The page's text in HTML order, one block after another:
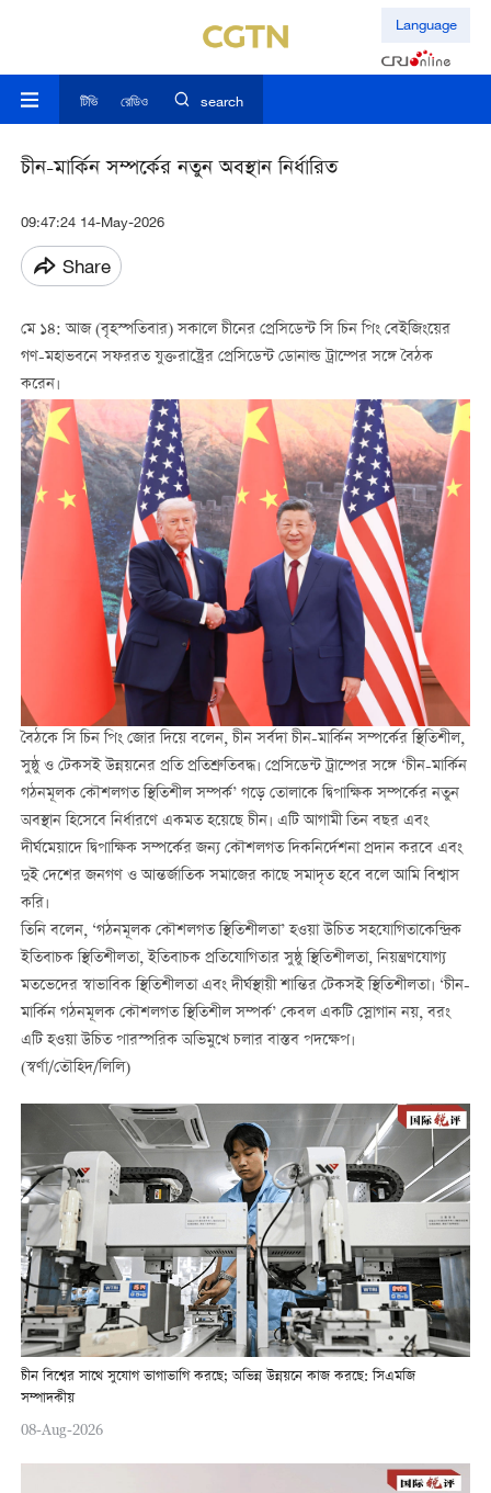
Language
টিভি রেডিও search
চীন-মার্কিন সম্পর্কের নতুন অবস্থান নির্ধারিত
09:47:24 14-May-2026
Share
মে ১৪: আজ (বৃহস্পতিবার) সকালে চীনের প্রেসিডেন্ট সি চিন পিং বেইজিংয়ের
গণ-মহাভবনে সফররত যুক্তরাষ্ট্রের প্রেসিডেন্ট ডোনাল্ড ট্রাম্পের সঙ্গে বৈঠক
করেন।
বৈঠকে সি চিন পিং জোর দিয়ে বলেন, চীন সর্বদা চীন-মার্কিন সম্পর্কের স্থিতিশীল,
সুষ্ঠু ও টেকসই উন্নয়নের প্রতি প্রতিশ্রুতিবদ্ধ। প্রেসিডেন্ট ট্রাম্পের সঙ্গে ‘চীন-মার্কিন
গঠনমূলক কৌশলগত স্থিতিশীল সম্পর্ক’ গড়ে তোলাকে দ্বিপাক্ষিক সম্পর্কের নতুন
অবস্থান হিসেবে নির্ধারণে একমত হয়েছে চীন। এটি আগামী তিন বছর এবং
দীর্ঘমেয়াদে দ্বিপাক্ষিক সম্পর্কের জন্য কৌশলগত দিকনির্দেশনা প্রদান করবে এবং
দুই দেশের জনগণ ও আন্তর্জাতিক সমাজের কাছে সমাদৃত হবে বলে আমি বিশ্বাস
করি।
তিনি বলেন, ‘গঠনমূলক কৌশলগত স্থিতিশীলতা’ হওয়া উচিত সহযোগিতাকেন্দ্রিক
ইতিবাচক স্থিতিশীলতা, ইতিবাচক প্রতিযোগিতার সুষ্ঠু স্থিতিশীলতা, নিয়ন্ত্রণযোগ্য
মতভেদের স্বাভাবিক স্থিতিশীলতা এবং দীর্ঘস্থায়ী শান্তির টেকসই স্থিতিশীলতা। ‘চীন-
মার্কিন গঠনমূলক কৌশলগত স্থিতিশীল সম্পর্ক’ কেবল একটি স্লোগান নয়, বরং
এটি হওয়া উচিত পারস্পরিক অভিমুখে চলার বাস্তব পদক্ষেপ।
(স্বর্ণা/তৌহিদ/লিলি)
চীন বিশ্বের সাথে সুযোগ ভাগাভাগি করছে; অভিন্ন উন্নয়নে কাজ করছে: সিএমজি
সম্পাদকীয়
08-Aug-2026